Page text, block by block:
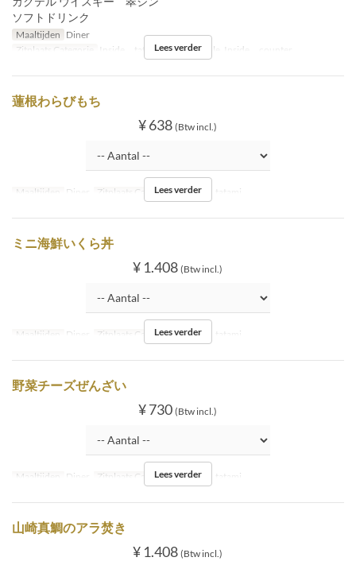
ソフトドリンク
Maaltijden Diner
Zitplaats Categorie
Inside tatami, Inside table, Inside counter
Lees verder
蓮根わらびもち
¥ 638 (Btw incl.)
Maaltijden Diner Zitplaats Categorie Inside tatami
Lees verder
ミニ海鮮いくら丼
¥ 1.408 (Btw incl.)
Maaltijden Diner Zitplaats Categorie Inside tatami
Lees verder
野菜チーズぜんざい
¥ 730 (Btw incl.)
Maaltijden Diner Zitplaats Categorie Inside tatami
Lees verder
山崎真鯛のアラ焚き
¥ 1.408 (Btw incl.)